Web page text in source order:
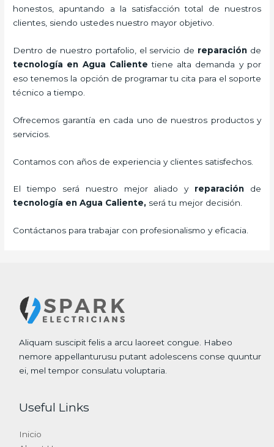
honestos, apuntando a la satisfacción total de nuestros
clientes, siendo ustedes nuestro mayor objetivo.
Dentro de nuestro portafolio, el servicio de reparación de
tecnología en Agua Caliente tiene alta demanda y por
eso tenemos la opción de programar tu cita para el soporte
técnico a tiempo.
Ofrecemos garantía en cada uno de nuestros productos y
servicios.
Contamos con años de experiencia y clientes satisfechos.
El tiempo será nuestro mejor aliado y reparación de
tecnología en Agua Caliente, será tu mejor decisión.
Contáctanos para trabajar con profesionalismo y eficacia.
Aliquam suscipit felis a arcu laoreet congue. Habeo
nemore appellanturusu putant adolescens conse quuntur
ei, mel tempor consulatu voluptaria.
Useful Links
Inicio